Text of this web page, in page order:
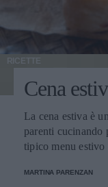
RICETTE
Cena
La cena estiva è
parenti cucinando
tipico menu
MARTINA PARENZAN